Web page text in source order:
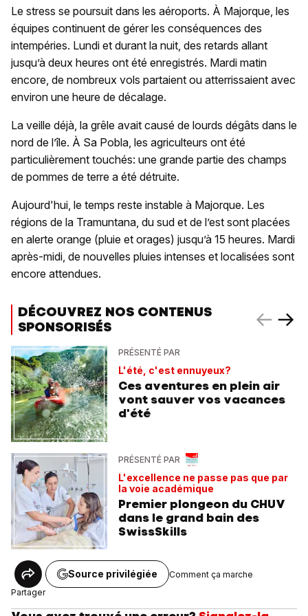
Le stress se poursuit dans les aéroports. À Majorque, les
équipes continuent de gérer les conséquences des
intempéries. Lundi et durant la nuit, des retards allant
jusqu’à deux heures ont été enregistrés. Mardi matin
encore, de nombreux vols partaient ou atterrissaient avec
environ une heure de décalage.
La veille déjà, la grêle avait causé de lourds dégâts dans le
nord de l’île. À Sa Pobla, les agriculteurs ont été
particulièrement touchés: une grande partie des champs
de pommes de terre a été détruite.
Aujourd'hui, le temps reste instable à Majorque. Les
régions de la Tramuntana, du sud et de l’est sont placées
en alerte orange (pluie et orages) jusqu’à 15 heures. Mardi
après-midi, de nouvelles pluies intenses et localisées sont
encore attendues.
DÉCOUVREZ NOS CONTENUS
SPONSORISÉS
PRÉSENTÉ PAR
L'été, c'est ennuyeux?
Ces aventures en plein air
vont sauver vos vacances
d'été
PRÉSENTÉ PAR
L'excellence ne passe pas que par
la voie académique
Premier plongeon du CHUV
dans le grand bain des
SwissSkills
Partager
Source privilégiée Comment ça marche